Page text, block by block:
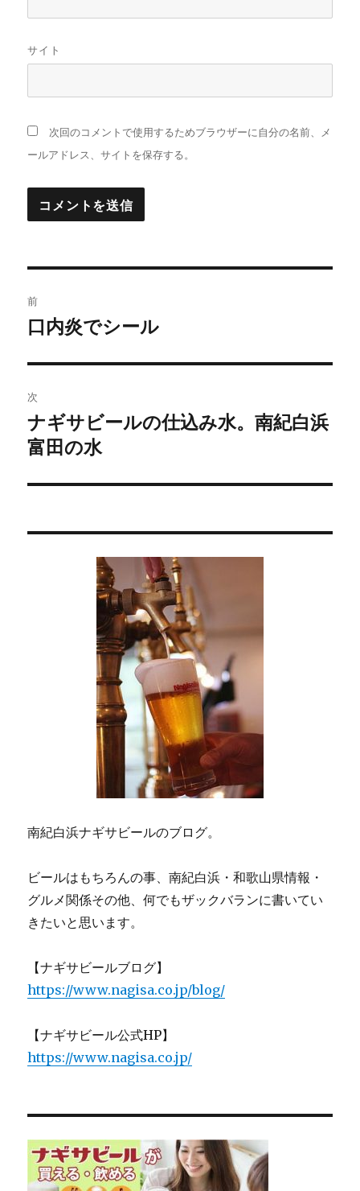
サイト
次回のコメントで使用するためブラウザーに自分の名前、メ
ールアドレス、サイトを保存する。
稿
ビ
ゲ
ー
シ
前
過
の
投
稿:
口内炎でシール
次
次
の
稿:
ナギサビールの仕込み水。南紀白浜
富田の水
南紀白浜ナギサビールのブログ。
ビールはもちろんの事、南紀白浜・和歌山県情報・
グルメ関係その他、何でもザックバランに書いてい
きたいと思います。
【ナギサビールブログ】
https://www.nagisa.co.jp/blog/
【ナギサビール公式HP】
https://www.nagisa.co.jp/